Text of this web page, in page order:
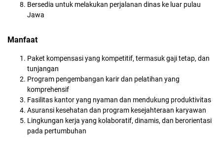
Bersedia untuk melakukan perjalanan dinas ke luar pulau
Jawa
Manfaat
Paket kompensasi yang kompetitif, termasuk gaji tetap, dan
tunjangan
Program pengembangan karir dan pelatihan yang
komprehensif
Fasilitas kantor yang nyaman dan mendukung produktivitas
Asuransi kesehatan dan program kesejahteraan karyawan
Lingkungan kerja yang kolaboratif, dinamis, dan berorientasi
pada pertumbuhan